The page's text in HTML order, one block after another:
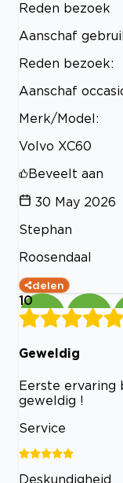
Reden bezoek
Aanschaf
Reden bezoek:
Aanschaf
Merk/Model:
Volvo XC60
Beveelt aan
30 May 2026
Stephan
Roosendaal
delen
10
Geweldig
Eerste ervaring
geweldig !
Service
Deskundigheid